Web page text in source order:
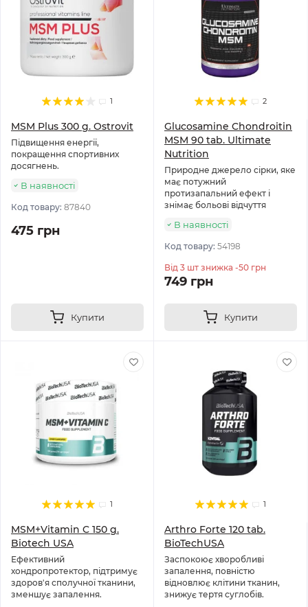
1
MSM Plus 300 g. Ostrovit
Підвищення енергії,
покращення спортивних
досягнень.
В наявності
Код товару: 87840
475 грн
Купити
2
Glucosamine Chondroitin
MSM 90 tab. Ultimate
Nutrition
Природне джерело сірки, яке
має потужний
протизапальний ефект і
знімає больові відчуття
В наявності
Код товару: 54198
Від 3 шт знижка -50 грн
749 грн
Купити
1
MSM+Vitamin C 150 g.
Biotech USA
Ефективний
хондропротектор, підтримує
здоров'я сполучної тканини,
зменшує запалення.
1
Arthro Forte 120 tab.
BioTechUSA
Заспокоює хворобливі
запалення, повністю
відновлює клітини тканин,
знижує тертя суглобів.